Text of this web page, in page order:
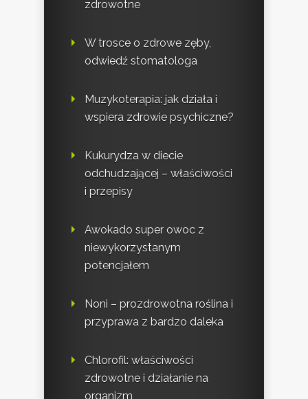
zdrowotne
W trosce o zdrowe zęby,
odwiedź stomatologa
Muzykoterapia: jak działa i
wspiera zdrowie psychiczne?
Kukurydza w diecie
odchudzającej – właściwości
i przepisy
Awokado super owoc z
niewykorzystanym
potencjałem
Noni – prozdrowotna roślina i
przyprawa z bardzo daleka
Chlorofil: właściwości
zdrowotne i działanie na
organizm